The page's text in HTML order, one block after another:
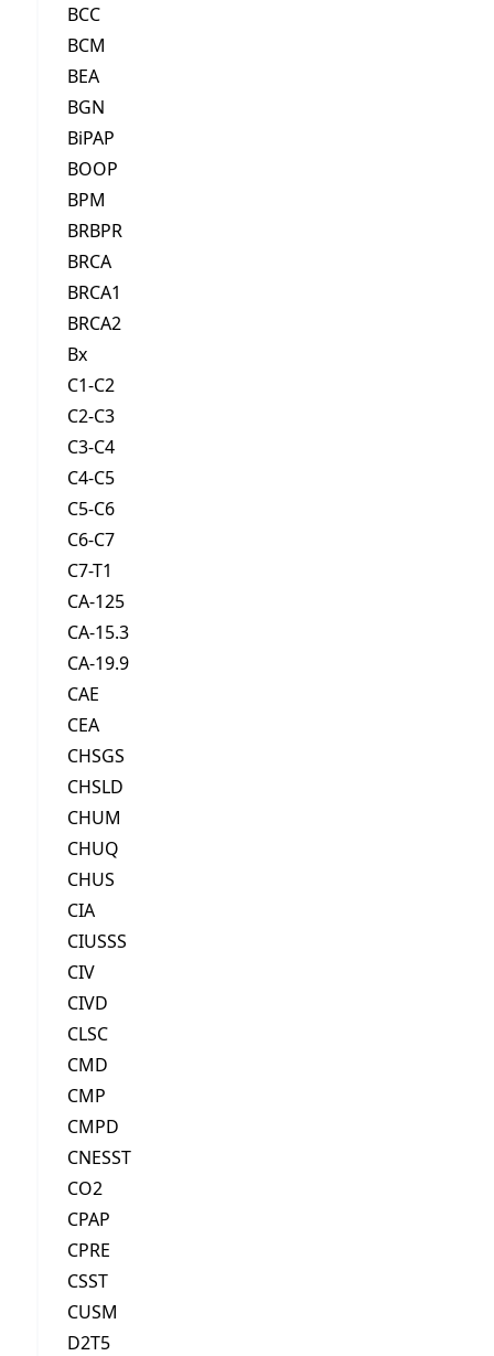
BCC
BCM
BEA
BGN
BiPAP
BOOP
BPM
BRBPR
BRCA
BRCA1
BRCA2
Bx
C1-C2
C2-C3
C3-C4
C4-C5
C5-C6
C6-C7
C7-T1
CA-125
CA-15.3
CA-19.9
CAE
CEA
CHSGS
CHSLD
CHUM
CHUQ
CHUS
CIA
CIUSSS
CIV
CIVD
CLSC
CMD
CMP
CMPD
CNESST
CO2
CPAP
CPRE
CSST
CUSM
D2T5